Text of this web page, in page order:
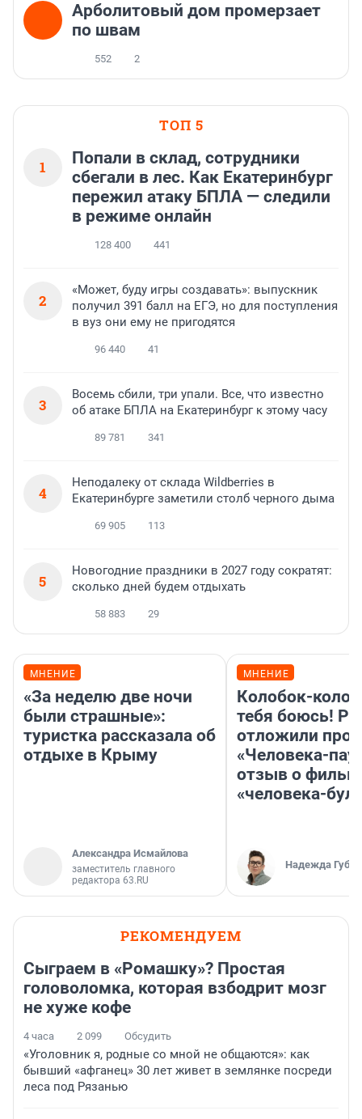
Арболитовый дом промерзает
по швам
552 2
ТОП 5
1
Попали в склад, сотрудники
сбегали в лес. Как Екатеринбург
пережил атаку БПЛА — следили
в режиме онлайн
128 400 441
2
«Может, буду игры создавать»: выпускник
получил 391 балл на ЕГЭ, но для поступления
в вуз они ему не пригодятся
96 440 41
3
Восемь сбили, три упали. Все, что известно
об атаке БПЛА на Екатеринбург к этому часу
89 781 341
4
Неподалеку от склада Wildberries в
Екатеринбурге заметили столб черного дыма
69 905 113
5
Новогодние праздники в 2027 году сократят:
сколько дней будем отдыхать
58 883 29
МНЕНИЕ
«За неделю две ночи
были страшные»:
туристка рассказала об
отдыхе в Крыму
Александра Исмайлова
заместитель главного
редактора 63.RU
МНЕНИЕ
Колобок-
тебя боюсь!
отложили
«Человека-
отзыв о
«человека-
Надежда
РЕКОМЕНДУЕМ
Сыграем в «Ромашку»? Простая
головоломка, которая взбодрит мозг
не хуже кофе
4 часа 2 099 Обсудить
«Уголовник я, родные со мной не общаются»: как
бывший «афганец» 30 лет живет в землянке посреди
леса под Рязанью